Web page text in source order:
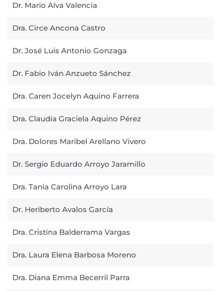
Dr. Mario Alva Valencia
Dra. Circe Ancona Castro
Dr. José Luis Antonio Gonzaga
Dr. Fabio Iván Anzueto Sánchez
Dra. Caren Jocelyn Aquino Farrera
Dra. Claudia Graciela Aquino Pérez
Dra. Dolores Maribel Arellano Vivero
Dr. Sergio Eduardo Arroyo Jaramillo
Dra. Tania Carolina Arroyo Lara
Dr. Heriberto Avalos García
Dra. Cristina Balderrama Vargas
Dra. Laura Elena Barbosa Moreno
Dra. Diana Emma Becerril Parra